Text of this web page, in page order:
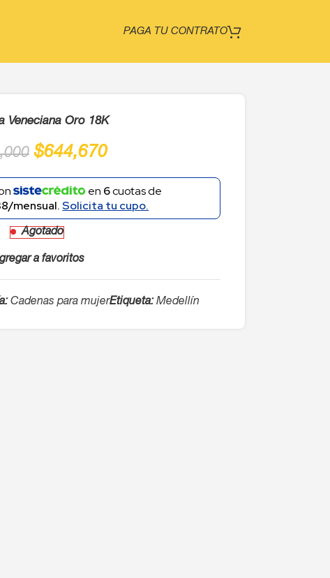
PAGA TU CONTRATO
Veneciana Oro 18K
$644,670
en 6cuotas de
mensual.Solicita tu cupo.
Agotado
a favoritos
Cadenas para mujerEtiqueta: Medellín